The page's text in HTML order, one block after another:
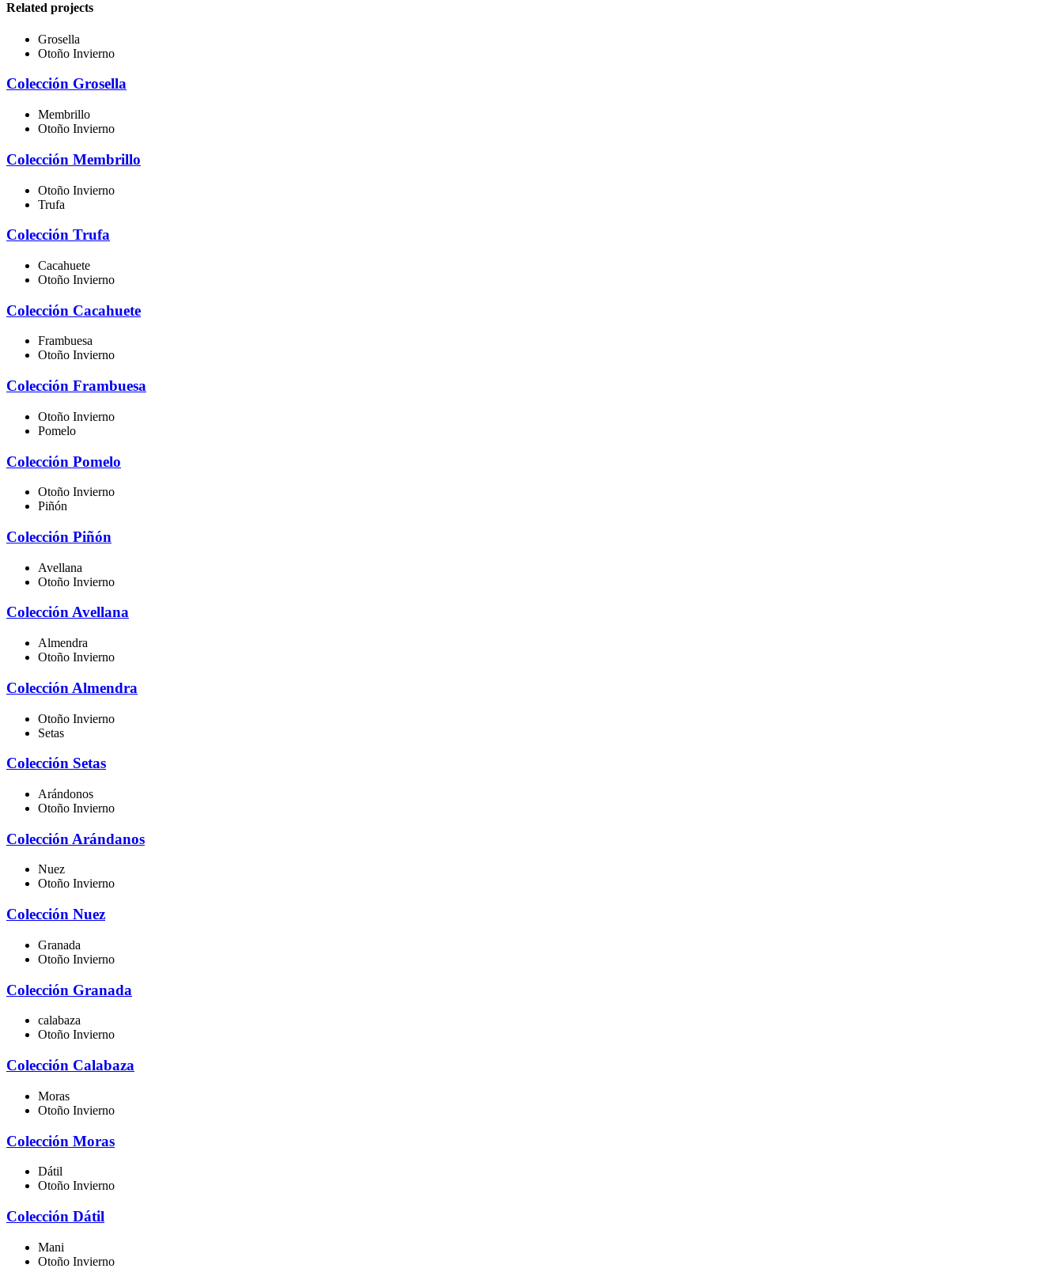
Related projects
Grosella
Otoño Invierno
Colección Grosella
Membrillo
Otoño Invierno
Colección Membrillo
Otoño Invierno
Trufa
Colección Trufa
Cacahuete
Otoño Invierno
Colección Cacahuete
Frambuesa
Otoño Invierno
Colección Frambuesa
Otoño Invierno
Pomelo
Colección Pomelo
Otoño Invierno
Piñón
Colección Piñón
Avellana
Otoño Invierno
Colección Avellana
Almendra
Otoño Invierno
Colección Almendra
Otoño Invierno
Setas
Colección Setas
Arándonos
Otoño Invierno
Colección Arándanos
Nuez
Otoño Invierno
Colección Nuez
Granada
Otoño Invierno
Colección Granada
calabaza
Otoño Invierno
Colección Calabaza
Moras
Otoño Invierno
Colección Moras
Dátil
Otoño Invierno
Colección Dátil
Mani
Otoño Invierno